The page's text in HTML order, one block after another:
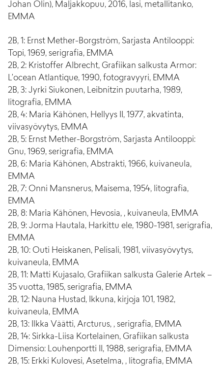
Johan Olin), Maljakkopuu, 2016, lasi, metallitanko,
EMMA
2B, 1: Ernst Mether-Borgström, Sarjasta Antilooppi:
Topi, 1969, serigrafia, EMMA
2B, 2: Kristoffer Albrecht, Grafiikan salkusta Armor:
L’ocean Atlantique, 1990, fotogravyyri, EMMA
2B, 3: Jyrki Siukonen, Leibnitzin puutarha, 1989,
litografia, EMMA
2B, 4: Maria Kähönen, Hellyys II, 1977, akvatinta,
viivasyövytys, EMMA
2B, 5: Ernst Mether-Borgström, Sarjasta Antilooppi:
Gnu, 1969, serigrafia, EMMA
2B, 6: Maria Kähönen, Abstrakti, 1966, kuivaneula,
EMMA
2B, 7: Onni Mansnerus, Maisema, 1954, litografia,
EMMA
2B, 8: Maria Kähönen, Hevosia, , kuivaneula, EMMA
2B, 9: Jorma Hautala, Harkittu ele, 1980-1981, serigrafia,
EMMA
2B, 10: Outi Heiskanen, Pelisali, 1981, viivasyövytys,
kuivaneula, EMMA
2B, 11: Matti Kujasalo, Grafiikan salkusta Galerie Artek –
35 vuotta, 1985, serigrafia, EMMA
2B, 12: Nauna Hustad, Ikkuna, kirjoja 101, 1982,
kuivaneula, EMMA
2B, 13: Ilkka Väätti, Arcturus, , serigrafia, EMMA
2B, 14: Sirkka-Liisa Kortelainen, Grafiikan salkusta
Dimensio: Louhenportti II, 1988, serigrafia, EMMA
2B, 15: Erkki Kulovesi, Asetelma, , litografia, EMMA